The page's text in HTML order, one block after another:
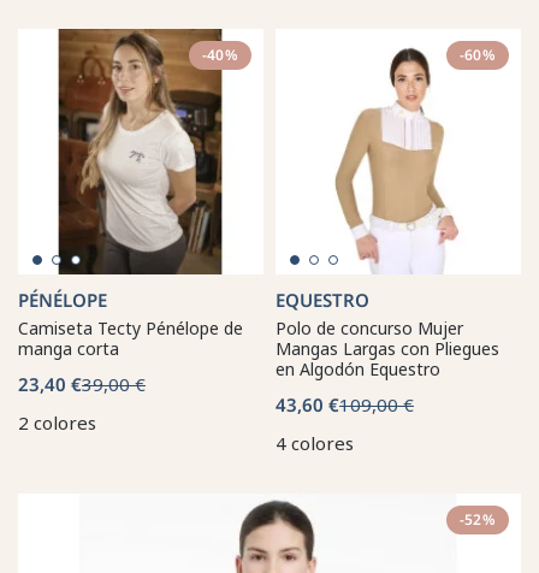
-40%
PÉNÉLOPE
Camiseta Tecty Pénélope de
manga corta
23,40 €39,00 €
2 colores
-60%
EQUESTRO
Polo de concurso Mujer
Mangas Largas con Pliegues
en Algodón Equestro
43,60 €109,00 €
4 colores
-52%